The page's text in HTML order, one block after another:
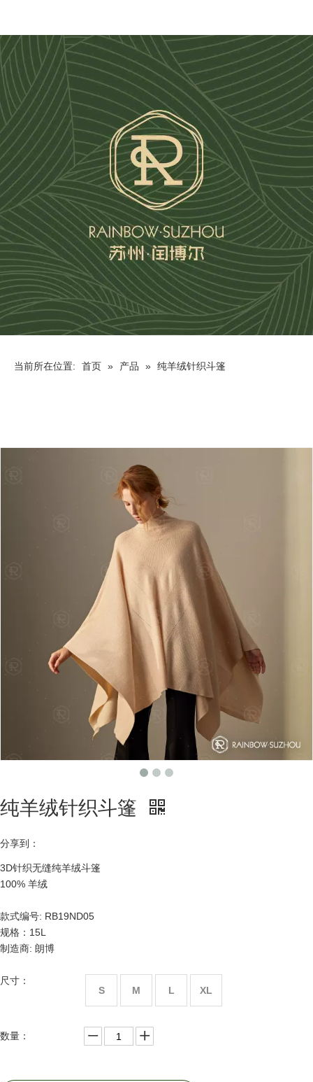
当前所在位置: 首页 » 产品 » 纯羊绒针织斗篷
纯羊绒针织斗篷
分享到：
3D针织无缝纯羊绒斗篷
100% 羊绒
款式编号: RB19ND05
规格：15L
制造商: 朗博
尺寸：
S
M L XL
数量：